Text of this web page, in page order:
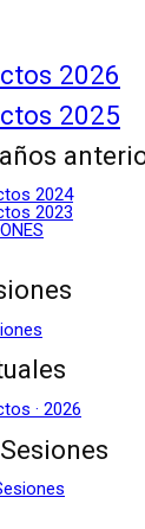
2026
2025
2024
2023
· 2026